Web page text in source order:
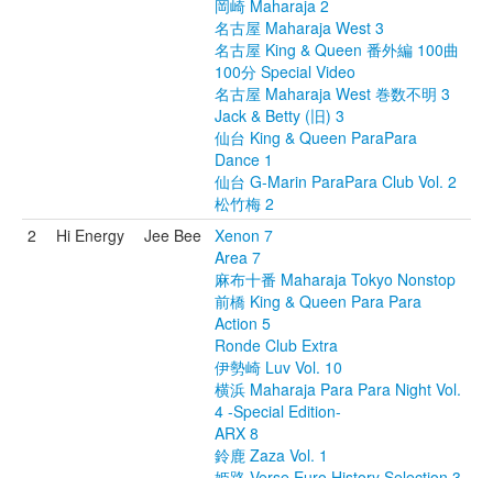
岡崎 Maharaja 2
名古屋 Maharaja West 3
名古屋 King & Queen 番外編 100曲
100分 Special Video
名古屋 Maharaja West 巻数不明 3
Jack & Betty (旧) 3
仙台 King & Queen ParaPara
Dance 1
仙台 G-Marin ParaPara Club Vol. 2
松竹梅 2
2
Hi Energy Jee Bee Xenon 7
Area 7
麻布十番 Maharaja Tokyo Nonstop
前橋 King & Queen Para Para
Action 5
Ronde Club Extra
伊勢崎 Luv Vol. 10
横浜 Maharaja Para Para Night Vol.
4 -Special Edition-
ARX 8
鈴鹿 Zaza Vol. 1